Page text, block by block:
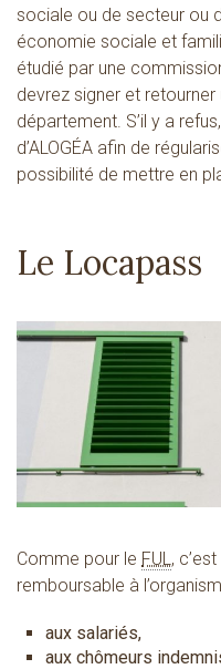
sociale ou de secteur ou
économie sociale et
étudié par une
devrez signer et
département. S’il y a
d’ALOGÉA afin de
possibilité de mettre en
Le Locapass
Comme pour le FUL ,
remboursable à
aux salariés,
aux chômeurs